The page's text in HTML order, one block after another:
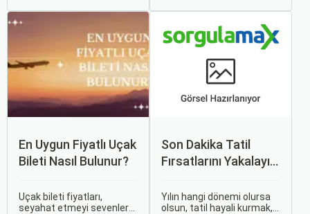
binlerce yıllık tarihine
dinamikleriyle uyum içinde
yaşamaktadır.
popüler rotalar, çeşitli
faktörlere bağlı olarak
değişebilir; bunlar arasında
ekonomik durumlar, turizm
trendleri ve uluslararası
ilişkiler bulunmaktadır.
En Uygun Fiyatlı Uçak
Bileti Nasıl Bulunur?
Uçak bileti fiyatları,
seyahat etmeyi sevenler
Son Dakika Tatil
Fırsatlarını Yakalayın:
İpuçları
Yılın hangi dönemi olursa
olsun, tatil hayali kurmak,